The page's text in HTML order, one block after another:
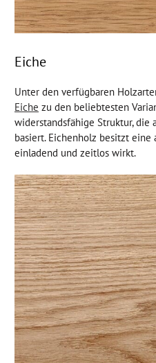
Eiche
Unter den verfügbaren
Eiche zu den beliebtesten
widerstandsfähige Struktur, die
basiert. Eichenholz besitzt eine
einladend und zeitlos wirkt.